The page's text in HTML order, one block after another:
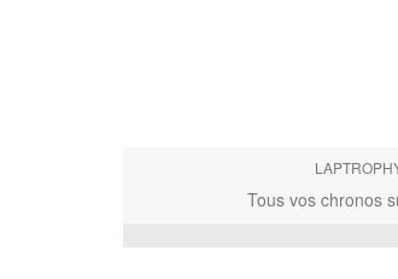
Tous vos chronos